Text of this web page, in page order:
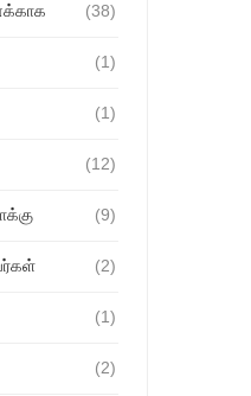
(38)
(1)
(1)
(12)
(9)
(2)
(1)
(2)